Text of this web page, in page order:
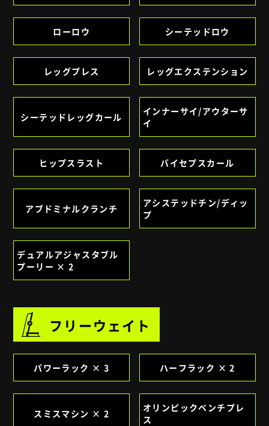
ローロウ シーテッドロウ
レッグプレス レッグエクステンション
シーテッドレッグカール
インナーサイ/アウターサ
イ
ヒップスラスト バイセプスカール
アブドミナルクランチ
アシステッドチン/ディッ
プ
デュアルアジャスタブル
プーリー × 2
フリーウェイト
パワーラック × 3 ハーフラック × 2
スミスマシン × 2
オリンピックベンチプレ
ス